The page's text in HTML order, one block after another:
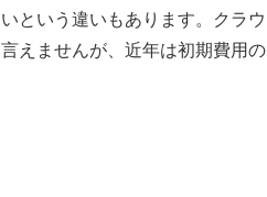
という違いもあります。クラウ
えませんが、近年は初期費用の